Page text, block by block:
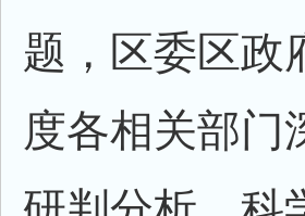
题，区委区政
度各相关部门